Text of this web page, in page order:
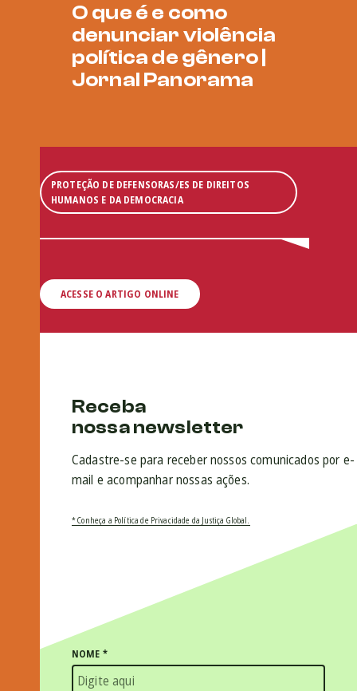
O que é e como
denunciar violência
política de gênero |
Jornal Panorama
PROTEÇÃO DE DEFENSORAS/ES DE DIREITOS
HUMANOS E DA DEMOCRACIA
ACESSE O ARTIGO ONLINE
Receba
nossa newsletter
Cadastre-se para receber nossos comunicados por e-
mail e acompanhar nossas ações.
* Conheça a Política de Privacidade da Justiça Global.
NOME *